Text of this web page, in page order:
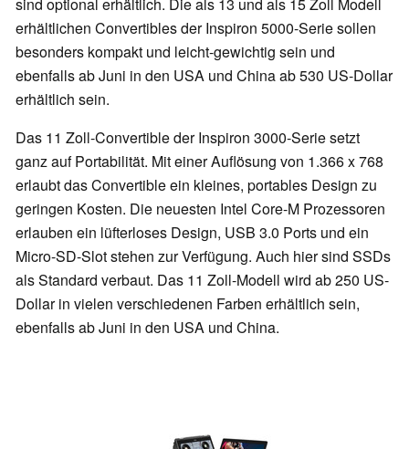
erhältlichen Convertibles der Inspiron 5000-Serie sollen
besonders kompakt und leicht-gewichtig sein und
ebenfalls ab Juni in den USA und China ab 530 US-Dollar
erhältlich sein.
Das 11 Zoll-Convertible der Inspiron 3000-Serie setzt
ganz auf Portabilität. Mit einer Auflösung von 1.366 x 768
erlaubt das Convertible ein kleines, portables Design zu
geringen Kosten. Die neuesten Intel Core-M Prozessoren
erlauben ein lüfterloses Design, USB 3.0 Ports und ein
Micro-SD-Slot stehen zur Verfügung. Auch hier sind SSDs
als Standard verbaut. Das 11 Zoll-Modell wird ab 250 US-
Dollar in vielen verschiedenen Farben erhältlich sein,
ebenfalls ab Juni in den USA und China.